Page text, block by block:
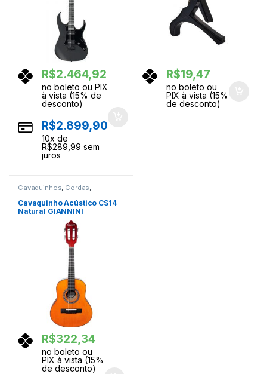
R$2.464,92
no boleto ou PIX
à vista (15% de
desconto)
R$2.899,90
10x de
R$289,99 sem
juros
R$19,47
no boleto ou
PIX à vista (15%
de desconto)
Cavaquinhos, Cordas,
Cavaquinho Acústico CS14
Natural GIANNINI
R$322,34
no boleto ou
PIX à vista (15%
de desconto)